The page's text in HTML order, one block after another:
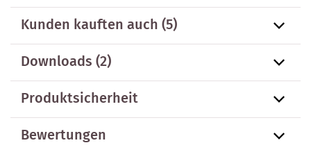
Kunden kauften auch(5)
Downloads (2)
Produktsicherheit
Bewertungen